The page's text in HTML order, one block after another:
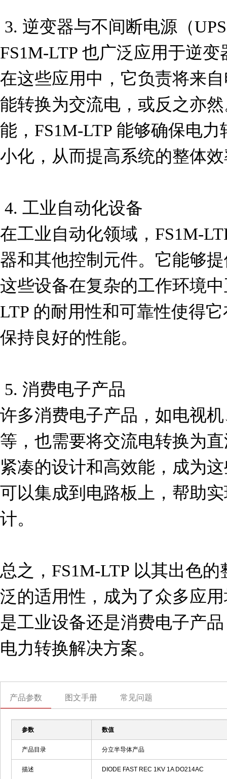
FS1M-LTP 也广泛应用于逆
在这些应用中，它负责将来
能转换为交流电，或反之亦
能，FS1M-LTP 能够确保电
小化，从而提高系统的整体
在工业自动化领域，FS1M-
器和其他控制元件。它能够
这些设备在复杂的工作环境
LTP 的耐用性和可靠性使得
保持良好的性能。
许多消费电子产品，如电视
等，也需要将交流电转换为
紧凑的设计和高效能，成为
可以集成到电路板上，帮助
计。
总之，FS1M-LTP 以其出色
泛的适用性，成为了众多应
是工业设备还是消费电子产
电力转换解决方案。
产品参数 图文手册 常见问题
参数 数值
产品目录 分立半导体产品
描述 DIODE FAST REC 1KV 1A DO214AC